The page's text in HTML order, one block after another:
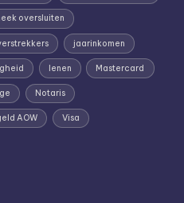
oversluiten
jaarinkomen
lenen Mastercard
Notaris
AOW Visa